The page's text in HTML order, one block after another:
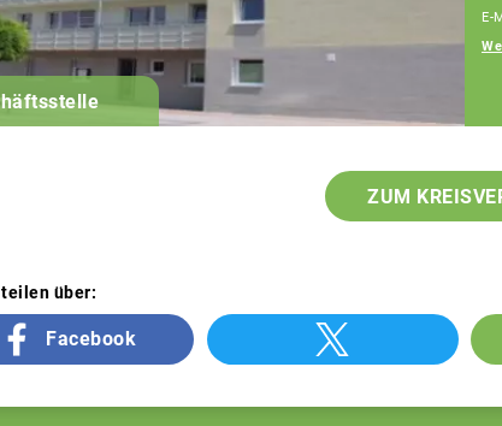
E-
ZUM
über:
Facebook